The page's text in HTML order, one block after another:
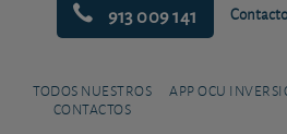
913 009 141 Contacto
TODOS NUESTROS
CONTACTOS
APP OCU